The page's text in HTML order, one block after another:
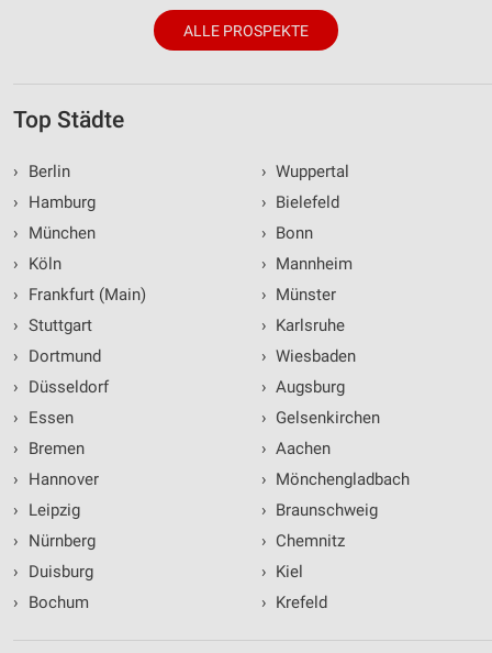
ALLE PROSPEKTE
Top Städte
›
Berlin
›
Hamburg
›
München
›
Köln
›
Frankfurt (Main)
› Stuttgart
›
Dortmund
›
Düsseldorf
›
Essen
›
Bremen
›
Hannover
›
Leipzig
›
Nürnberg
›
Duisburg
›
Bochum
› Wuppertal
› Bielefeld
› Bonn
› Mannheim
› Münster
› Karlsruhe
› Wiesbaden
› Augsburg
› Gelsenkirchen
› Aachen
› Mönchengladbach
› Braunschweig
› Chemnitz
› Kiel
› Krefeld